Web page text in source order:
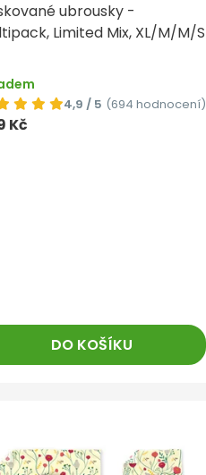
ubrousky -
Limited Mix, XL/M/M/S
4,9 / 5 (694 hodnocení)
Kč
DO KOŠÍKU